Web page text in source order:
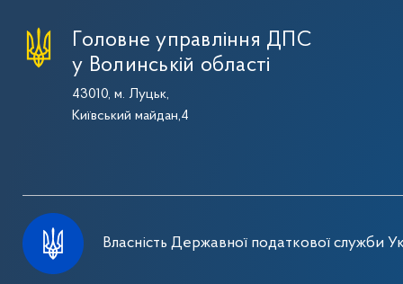
Головне управління ДПС
у Волинській області
43010, м. Луцьк,
Київський майдан,4
Власність Державної податкової служби